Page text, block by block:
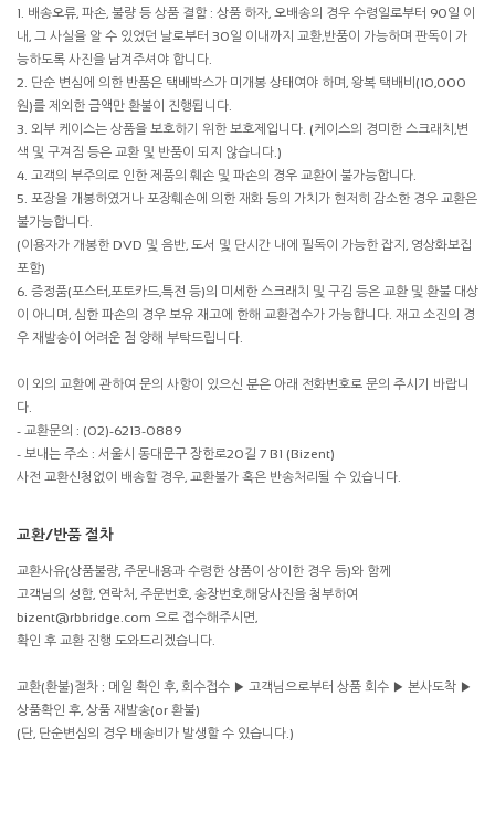
1. 배송오류, 파손, 불량 등 상품 결함 : 상품 하자, 오배송의 경우 수령일로부터 90일 이
내, 그 사실을 알 수 있었던 날로부터 30일 이내까지 교환,반품이 가능하며 판독이 가
능하도록 사진을 남겨주셔야 합니다.
2. 단순 변심에 의한 반품은 택배박스가 미개봉 상태여야 하며, 왕복 택배비(10,000
원)를 제외한 금액만 환불이 진행됩니다.
3. 외부 케이스는 상품을 보호하기 위한 보호제입니다. (케이스의 경미한 스크래치,변
색 및 구겨짐 등은 교환 및 반품이 되지 않습니다.)
4. 고객의 부주의로 인한 제품의 훼손 및 파손의 경우 교환이 불가능합니다.
5. 포장을 개봉하였거나 포장훼손에 의한 재화 등의 가치가 현저히 감소한 경우 교환은
불가능합니다.
(이용자가 개봉한 DVD 및 음반, 도서 및 단시간 내에 필독이 가능한 잡지, 영상화보집
포함)
6. 증정품(포스터,포토카드,특전 등)의 미세한 스크래치 및 구김 등은 교환 및 환불 대상
이 아니며, 심한 파손의 경우 보유 재고에 한해 교환접수가 가능합니다. 재고 소진의 경
우 재발송이 어려운 점 양해 부탁드립니다.
이 외의 교환에 관하여 문의 사항이 있으신 분은 아래 전화번호로 문의 주시기 바랍니
다.
- 교환문의 : (02)-6213-0889
- 보내는 주소 : 서울시 동대문구 장한로20길 7 B1 (Bizent)
사전 교환신청없이 배송할 경우, 교환불가 혹은 반송처리될 수 있습니다.
교환/반품 절차
교환사유(상품불량, 주문내용과 수령한 상품이 상이한 경우 등)와 함께
고객님의 성함, 연락처, 주문번호, 송장번호,해당사진을 첨부하여
bizent@rbbridge.com 으로 접수해주시면,
확인 후 교환 진행 도와드리겠습니다.
교환(환불)절차 : 메일 확인 후, 회수접수 ▶ 고객님으로부터 상품 회수 ▶ 본사도착 ▶
상품확인 후, 상품 재발송(or 환불)
(단, 단순변심의 경우 배송비가 발생할 수 있습니다.)